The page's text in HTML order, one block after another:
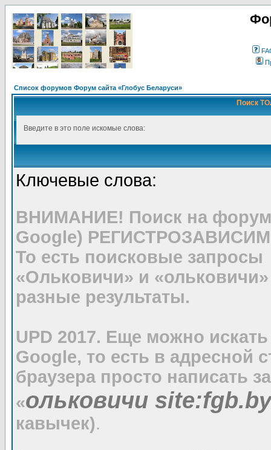
Список форумов Форум сайта «Глобус Беларуси»
Поиск
Введите в это поле искомые слова:
Ключевые слова:
ВНИМАНИЕ! Поиск на
Google)
То есть поисковые запросы
«Ольковичи» и «ольковичи»
разные результаты.
UPD 2017. Еще можно искать
Google, то есть в адресной
браузера просто написать
«ольковичи site:fgb.by
кавычек).